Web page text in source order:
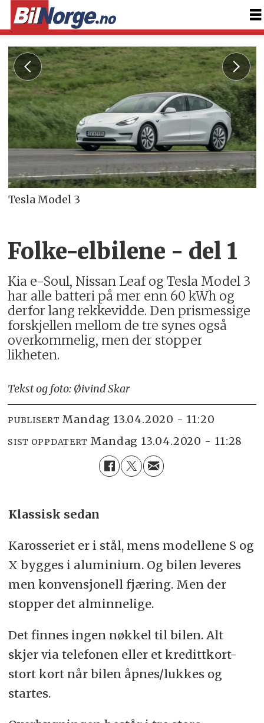
Tesla Model 3
Folke-elbilene - del 1
Kia e-Soul, Nissan Leaf og Tesla Model 3
har alle batteri på mer enn 60 kWh og
derfor lang rekkevidde. Den prismessige
forskjellen mellom de tre synes også
overkommelig, men der stopper
likheten.
Tekst og foto: Øivind Skar
PUBLISERT mandag 13.04.2020 - 11:20
SIST OPPDATERT mandag 13.04.2020 - 11:28
Klassisk sedan
Karosseriet er i stål, mens modellene S og
X bygges i aluminium. Og bilen leveres
men konvensjonell fjæring. Men der
stopper det alminnelige.
Det finnes ingen nøkkel til bilen. Alt
skjer via telefonen eller et kredittkort-
stort kort når bilen åpnes/lukkes og
startes.